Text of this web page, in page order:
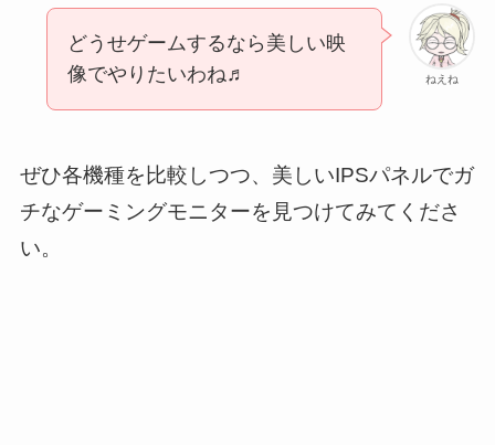
ねえね
どうせゲームするなら美しい映
像でやりたいわね♬
ぜひ各機種を比較しつつ、美しいIPSパネルでガ
チなゲーミングモニターを見つけてみてくださ
い。